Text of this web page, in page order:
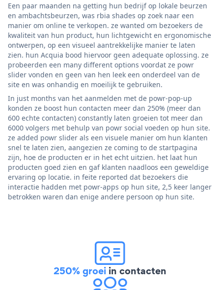
Een paar maanden na getting hun bedrijf op lokale beurzen
en ambachtsbeurzen, was rbia shades op zoek naar een
manier om online te verkopen. ze wanted om bezoekers de
kwaliteit van hun product, hun lichtgewicht en ergonomische
ontwerpen, op een visueel aantrekkelijke manier te laten
zien. hun Acquia bood hiervoor geen adequate oplossing. ze
probeerden een many different options voordat ze powr
slider vonden en geen van hen leek een onderdeel van de
site en was onhandig en moeilijk te gebruiken.
In just months van het aanmelden met de powr-pop-up
konden ze boost hun contacten meer dan 250% (meer dan
600 echte contacten) constantly laten groeien tot meer dan
6000 volgers met behulp van powr social voeden op hun site.
ze added powr slider als een visuele manier om hun klanten
snel te laten zien, aangezien ze coming to de startpagina
zijn, hoe de producten er in het echt uitzien. het laat hun
producten goed zien en gaf klanten naadloos een geweldige
ervaring op locatie. in feite reported dat bezoekers die
interactie hadden met powr-apps op hun site, 2,5 keer langer
betrokken waren dan enige andere persoon op hun site.
250% groei in contacten